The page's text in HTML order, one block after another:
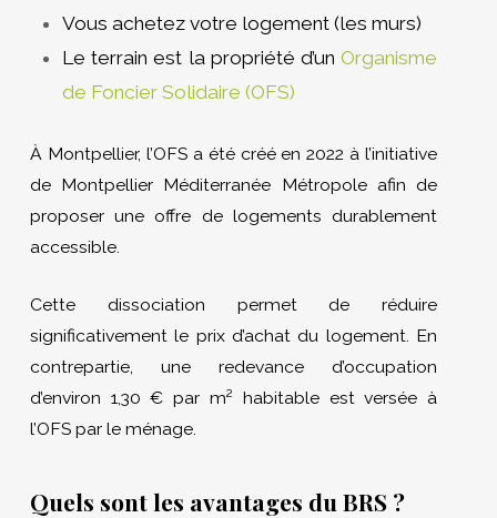
Vous achetez votre logement (les murs)
Le terrain est la propriété d’unOrganisme
de Foncier Solidaire (OFS)
À Montpellier, l’OFS a été créé en 2022 à l’initiative
de Montpellier Méditerranée Métropole afin de
proposer une offre de logements durablement
accessible.
Cette dissociation permet de réduire
significativement le prix d’achat du logement. En
contrepartie, une redevance d’occupation
d’environ 1,30 € par m² habitable est versée à
l’OFS par le ménage.
Quels sont les avantages du BRS ?